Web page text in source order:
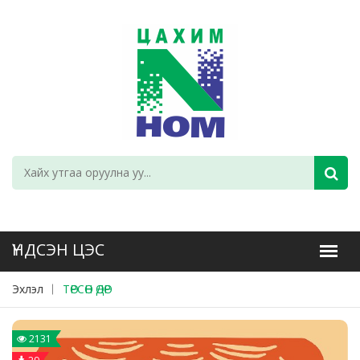
Эхлэл ТӨРСӨН ӨДӨР
2131